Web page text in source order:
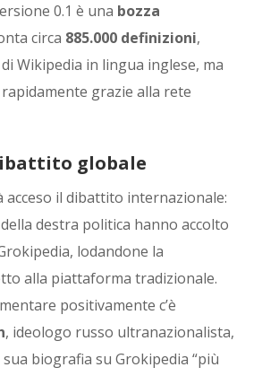
0.1 è una bozza
circa 885.000 definizioni,
Wikipedia in lingua inglese, ma
grazie alla rete
globale
il dibattito internazionale:
destra politica hanno accolto
lodandone la
alla piattaforma tradizionale.
positivamente c’è
, ideologo russo ultranazionalista,
biografia su Grokipedia “più